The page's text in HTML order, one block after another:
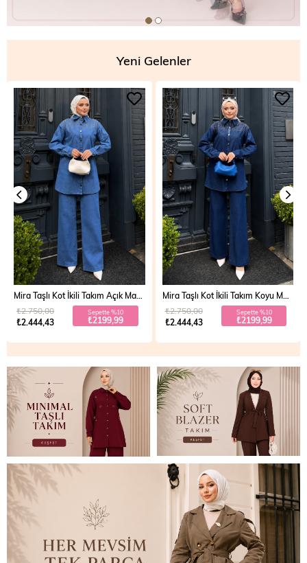
Yeni Gelenler
Mira Taşlı Kot İkili Takım Koyu Mavi 19286
₺2.444,43
₺2.750,00 Sepette %10
₺2199,99
Vera Fermuarlı Denim Takım Açık Mavi 19298
₺2.499,99
₺2.700,00 Sepette %20
₺1999,99